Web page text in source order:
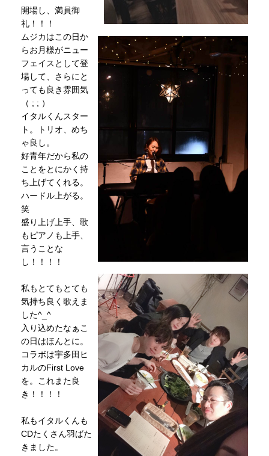
開場し、満員御
礼！！！
ムジカはこの日か
らお月様がニュー
フェイスとして登
場して、さらにと
っても良き雰囲気
（ ; ; ）
イタルくんスター
ト。トリオ、めち
ゃ良し。
好青年だから私の
ことをとにかく持
ち上げてくれる。
ハードル上がる。
笑
盛り上げ上手、歌
もピアノも上手、
言うことな
し！！！！
私もとてもとても
気持ち良く歌えま
した^_^
入り込めたなぁこ
の日はほんとに。
コラボは宇多田ヒ
カルのFirst Love
を。これまた良
き！！！！
私もイタルくんも
CDたくさん羽ばた
きました。